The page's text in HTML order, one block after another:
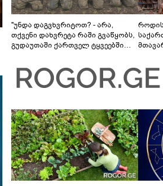
"უნდა დაგვხვრიტოთ? - არა,
თქვენი დახვრეტა რაში გვაწყობს,
გუდაუთაში ქართველ ტყვეებში